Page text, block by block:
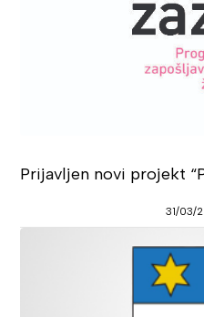
Prijavljen novi projekt
31/03/